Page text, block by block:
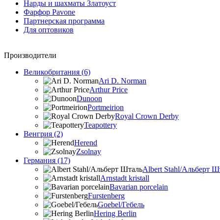
Нарды и шахматы Златоуст
Фарфор Pavone
Партнерская программа
Для оптовиков
Производители
Великобритания (6)
Ari D. Norman
Arthur Price
Dunoon
Portmeirion
Royal Crown Derby
Teapottery
Венгрия (2)
Herend
Zsolnay
Германия (17)
Albert Stahl/Альбеpт
Arnstadt kristall
Bavarian porcelain
Furstenberg
Goebel/Гебель
Hering Berlin